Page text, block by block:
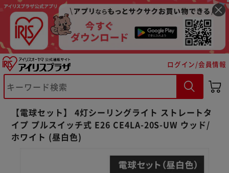
ログイン/会員情報
【電球セット】 4灯シーリングライト ストレートタ
イプ プルスイッチ式 E26 CE4LA-20S-UW ウッド/
ホワイト (昼白色)